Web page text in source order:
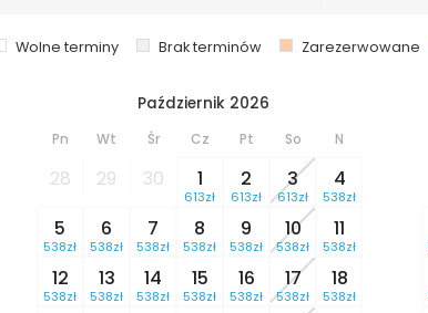
Wolne terminy Brak terminów Zarezerwowane
Październik 2026
Pn Wt Śr Cz Pt So N
28 29 30 1
613zł
2
613zł
3
613zł
4
538zł
5
538zł
6
538zł
7
538zł
8
538zł
9
538zł
10
538zł
11
538zł
12
538zł
13
538zł
14
538zł
15
538zł
16
538zł
17
538zł
18
538zł